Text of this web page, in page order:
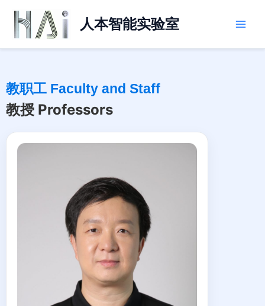
容
人本智能实验室
教职工 Faculty and Staff
教授 Professors